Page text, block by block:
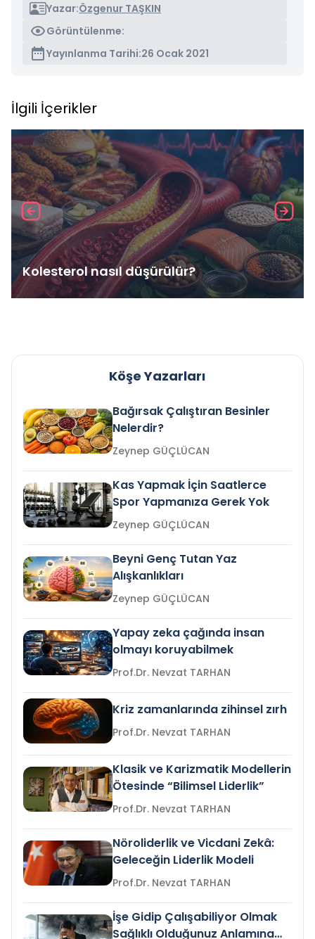
Yazar:Özgenur TAŞKIN
Görüntülenme:
Yayınlanma Tarihi:26 Ocak 2021
İlgili İçerikler
Kolesterol nasıl düşürülür?
Köşe Yazarları
Bağırsak Çalıştıran Besinler
Nelerdir?
Zeynep GÜÇLÜCAN
Kas Yapmak İçin Saatlerce
Spor Yapmanıza Gerek Yok
Zeynep GÜÇLÜCAN
Beyni Genç Tutan Yaz
Alışkanlıkları
Zeynep GÜÇLÜCAN
Yapay zeka çağında insan
olmayı koruyabilmek
Prof.Dr. Nevzat TARHAN
Kriz zamanlarında zihinsel zırh
Prof.Dr. Nevzat TARHAN
Klasik ve Karizmatik Modellerin
Ötesinde “Bilimsel Liderlik”
Prof.Dr. Nevzat TARHAN
Nöroliderlik ve Vicdani Zekâ:
Geleceğin Liderlik Modeli
Prof.Dr. Nevzat TARHAN
İşe Gidip Çalışabiliyor Olmak
Sağlıklı Olduğunuz Anlamına